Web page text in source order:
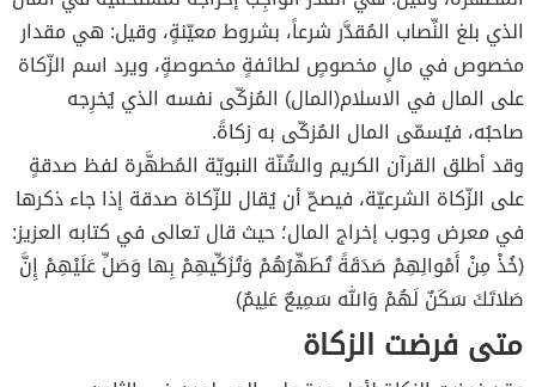
الذي بلغ النِّصاب المُقدَّر شرعاً، بشروط معيّنةٍ، وقيل: هي مقدار
مخصوص في مالٍ مخصوصٍ لطائفةٍ مخصوصةٍ‏، ويرد اسم الزّكاة
على المال في الاسلام(المال) المُزكّى نفسه الذي يُخرِجه
صاحبُه، فيُسمّى المال المُزكّى به زكاةً‏.
وقد أطلق القرآن الكريم والسُّنّة النبويّة المُطهَّرة لفظ صدقةٍ
على الزّكاة الشرعيّة، فيصحّ أن يُقال للزّكاة صدقة إذا جاء ذكرها
في معرض وجوب إخراج المال؛ حيث قال تعالى‏ في كتابه العزيز:‏
‏(‏خُذْ مِنْ أَمْوالِهِمْ صَدَقَةً تُطَهِّرُهُمْ وَتُزَكِّيهِمْ بِها وَصَلِّ عَلَيْهِمْ إِنَّ
صَلاتَكَ سَكَنٌ لَهُمْ وَالله سَمِيعٌ عَلِيمٌ)‏
متى فرضت الزكاة